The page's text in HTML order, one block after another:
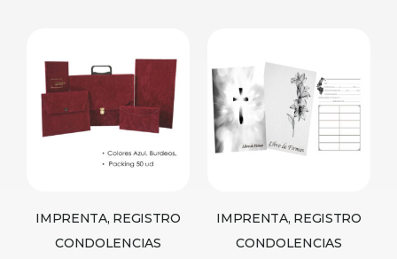
IMPRENTA, REGISTRO
CONDOLENCIAS
IMPRENTA, REGISTRO
CONDOLENCIAS